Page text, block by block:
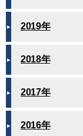
2019年
2018年
2017年
2016年